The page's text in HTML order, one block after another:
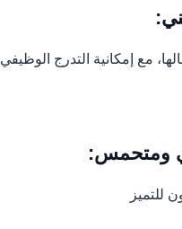
مع إمكانية التدرج الوظيفي
ومتحمس:
للتميز